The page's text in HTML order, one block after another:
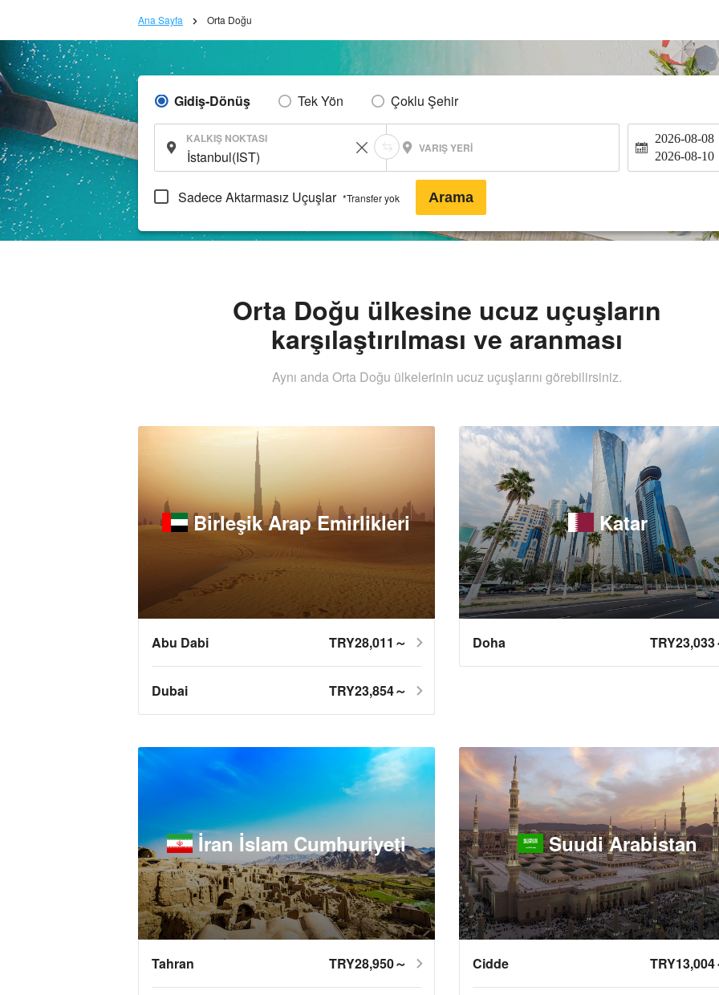
Ana Sayfa Orta Doğu
Gidiş-Dönüş Tek Yön Çoklu Şehir
KALKIŞ NOKTASI
VARIŞ YERI
2026-08-08
2026-08-10
Sadece Aktarmasız Uçuşlar *Transfer yok Arama
Orta Doğu ülkesine ucuz uçuşların
karşılaştırılması ve aranması
Aynı anda Orta Doğu ülkelerinin ucuz uçuşlarını görebilirsiniz.
Birleşik Arap Emirlikleri
Abu Dabi TRY28,011～
Dubai TRY23,854～
Katar
Doha TRY23,033
İran İslam Cumhuriyeti
Tahran TRY28,950～
Suudi Arabistan
Cidde TRY13,004